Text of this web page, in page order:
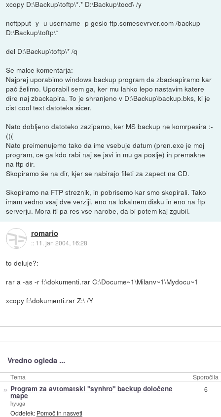
xcopy D:\Backup\toftp\*.* D:\Backup\tocd\ /y
ncftpput -y -u username -p geslo ftp.somesevrver.com /backup
D:\Backup\toftp\*
del D:\Backup\toftp\* /q
Se malce komentarja:
Najprej uporabimo windows backup program da zbackapiramo kar
pač želimo. Uporabil sem ga, ker mu lahko lepo nastavim katere
dire naj zbackapira. To je shranjeno v D:\Backup\backup.bks, ki je
cist cool text datoteka sicer.
Nato dobljeno datoteko zazipamo, ker MS backup ne komrpesira :-
(((
Nato preimenujemo tako da ime vsebuje datum (pren.exe je moj
program, ce ga kdo rabi naj se javi in mu ga poslje) in premakne
na ftp dir.
Skopiramo še na dir, kjer se nabirajo fileti za zapect na CD.
Skopiramo na FTP streznik, in pobrisemo kar smo skopirali. Tako
imam vedno vsaj dve verziji, eno na lokalnem disku in eno na ftp
serverju. Mora iti pa res vse narobe, da bi potem kaj zgubil.
romario
:: 11. jan 2004, 16:28
to deluje?:
rar a -as -r f:\dokumenti.rar C:\Docume~1\Milanv~1\Mydocu~1
xcopy f:\dokumenti.rar Z:\ /Y
Vredno ogleda ...
Tema Sporočila
» Program za avtomatski "synhro" backup določene
mape
hyuga
Oddelek: Pomoč in nasveti
6